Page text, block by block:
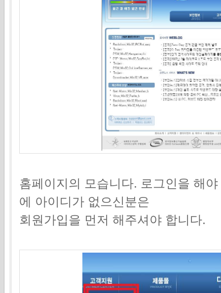
홈페이지의 모습니다. 로그인을 해
에 아이디가 없으신분은
회원가입을 먼저 해주셔야 합니다.